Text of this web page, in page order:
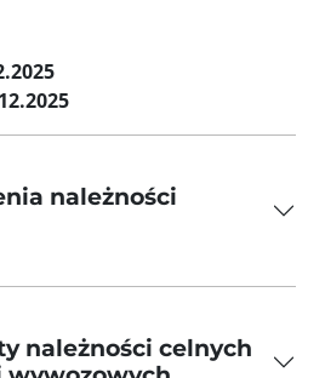
należności
należności celnych